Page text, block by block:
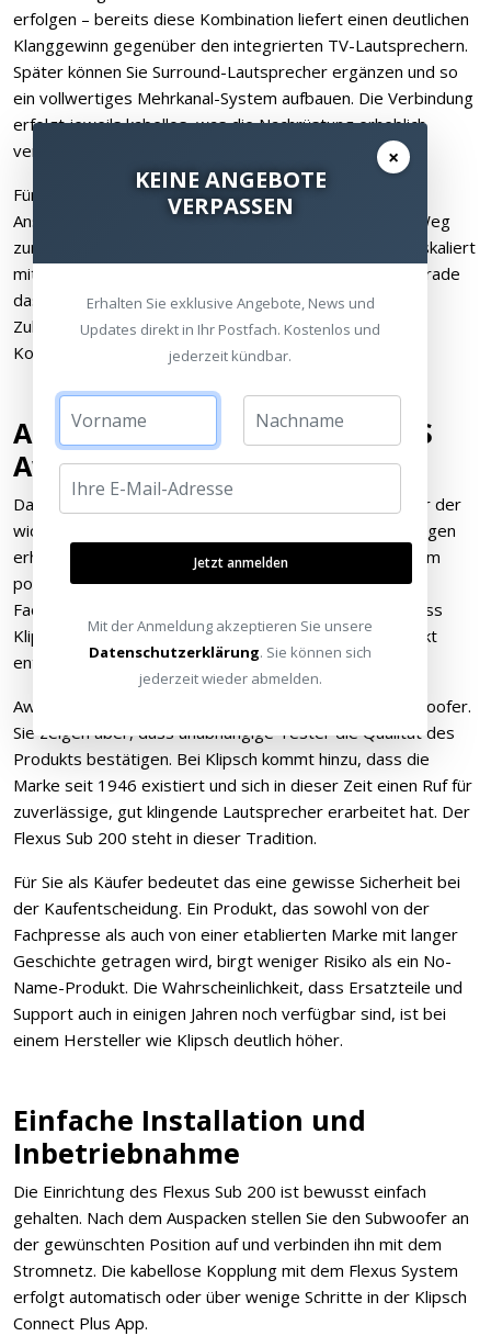
erfolgen – bereits diese Kombination liefert einen deutlichen
Klanggewinn gegenüber den integrierten TV-Lautsprechern.
Später können Sie Surround-Lautsprecher ergänzen und so
ein vollwertiges Mehrkanal-System aufbauen. Die Verbindung
erfolgt jeweils kabellos, was die Nachrüstung erheblich
vereinfacht.
Für größere Räume oder wenn Sie besonders hohe
Ansprüche an die Bassperformance haben, steht der Weg
zum Dual-Subwoofer-Setup offen. Das Flexus System skaliert
mit Ihren Anforderungen, ohne dass Sie bei einem Upgrade
das gesamte Equipment austauschen müssen. Diese
Zukunftssicherheit ist gerade bei höherwertigen
Komponenten ein wichtiger Aspekt.
Ausgezeichnete Qualität - CES
Award Winner
Das Klipsch Flexus Sound System hat bei der CES, einer der
wichtigsten Technologiemessen weltweit, Auszeichnungen
erhalten. Auch das Magazin Rolling Stone hat das System
positiv hervorgehoben. Solche Anerkennungen von
Fachjournalisten und Branchenexperten bestätigen, dass
Klipsch mit der Flexus-Serie ein überzeugendes Produkt
entwickelt hat.
Awards allein machen natürlich noch keinen guten Subwoofer.
Sie zeigen aber, dass unabhängige Tester die Qualität des
Produkts bestätigen. Bei Klipsch kommt hinzu, dass die
Marke seit 1946 existiert und sich in dieser Zeit einen Ruf für
zuverlässige, gut klingende Lautsprecher erarbeitet hat. Der
Flexus Sub 200 steht in dieser Tradition.
Für Sie als Käufer bedeutet das eine gewisse Sicherheit bei
der Kaufentscheidung. Ein Produkt, das sowohl von der
Fachpresse als auch von einer etablierten Marke mit langer
Geschichte getragen wird, birgt weniger Risiko als ein No-
Name-Produkt. Die Wahrscheinlichkeit, dass Ersatzteile und
Support auch in einigen Jahren noch verfügbar sind, ist bei
einem Hersteller wie Klipsch deutlich höher.
Einfache Installation und
Inbetriebnahme
Die Einrichtung des Flexus Sub 200 ist bewusst einfach
gehalten. Nach dem Auspacken stellen Sie den Subwoofer an
der gewünschten Position auf und verbinden ihn mit dem
Stromnetz. Die kabellose Kopplung mit dem Flexus System
erfolgt automatisch oder über wenige Schritte in der Klipsch
Connect Plus App.
×
KEINE ANGEBOTE
VERPASSEN
Erhalten Sie exklusive Angebote, News und
Updates direkt in Ihr Postfach. Kostenlos und
jederzeit kündbar.
Jetzt anmelden
Mit der Anmeldung akzeptieren Sie unsere
Datenschutzerklärung. Sie können sich
jederzeit wieder abmelden.